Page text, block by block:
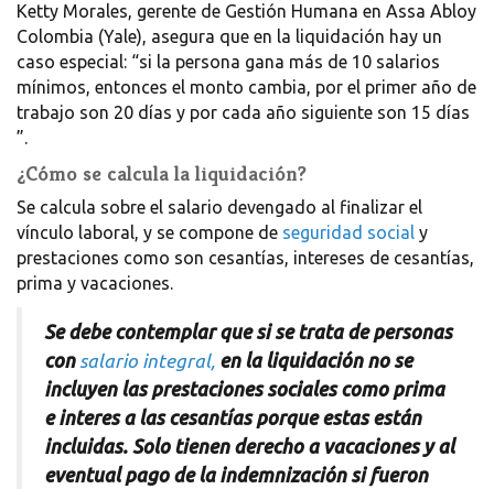
Ketty Morales, gerente de Gestión Humana en Assa Abloy
Colombia (Yale), asegura que en la liquidación hay un
caso especial: “si la persona gana más de 10 salarios
mínimos, entonces el monto cambia, por el primer año de
trabajo son 20 días y por cada año siguiente son 15 días
”.
¿Cómo se calcula la liquidación?
Se calcula sobre el salario devengado al finalizar el
vínculo laboral, y se compone de seguridad social y
prestaciones como son cesantías, intereses de cesantías,
prima y vacaciones.
Se debe contemplar que si se trata de personas
con salario integral, en la liquidación no se
incluyen las prestaciones sociales como prima
e interes a las cesantías porque estas están
incluidas. Solo tienen derecho a vacaciones y al
eventual pago de la indemnización si fueron